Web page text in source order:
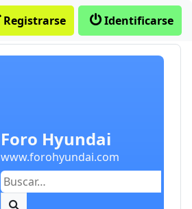
Foro Hyundai
www.forohyundai.com
Identificarse
Registrarse